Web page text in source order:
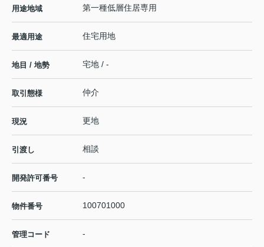
用途地域 第一種低層住居専用
最適用途 住宅用地
地目 / 地勢 宅地 / -
取引態様 仲介
現況 更地
引渡し 相談
開発許可番号 -
物件番号 100701000
管理コード -